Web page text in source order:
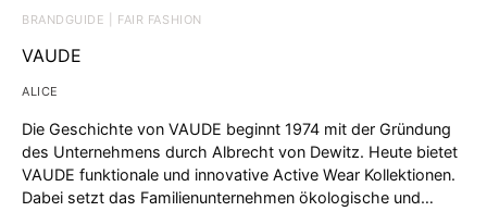
BRANDGUIDE | FAIR FASHION
VAUDE
ALICE
Die Geschichte von VAUDE beginnt 1974 mit der Gründung
des Unternehmens durch Albrecht von Dewitz. Heute bietet
VAUDE funktionale und innovative Active Wear Kollektionen.
Dabei setzt das Familienunternehmen ökologische und…